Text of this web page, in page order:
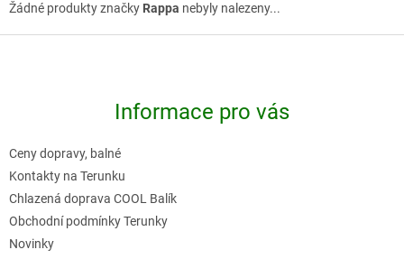
Žádné produkty značky Rappa nebyly nalezeny...
Informace pro vás
Ceny dopravy, balné
Kontakty na Terunku
Chlazená doprava COOL Balík
Obchodní podmínky Terunky
Novinky